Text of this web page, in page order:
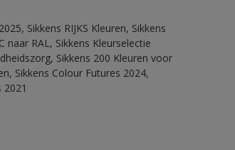
Sikkens RIJKS Kleuren, Sikkens
naar RAL, Sikkens Kleurselectie
Sikkens 200 Kleuren voor
Sikkens Colour Futures 2024,